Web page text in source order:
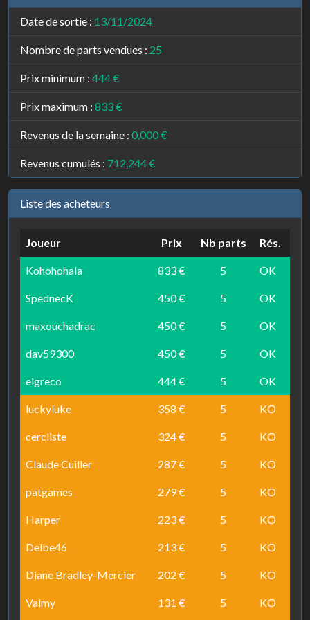
Date de sortie : 13/11/2024
Nombre de parts vendues : 25
Prix minimum : 444 €
Prix maximum : 833 €
Revenus de la semaine : 0,000 €
Revenus cumulés : 712,244 €
Liste des acheteurs
Joueur Prix Nb parts Rés.
Kohohohala 833 € 5 OK
SpednecK 450 € 5 OK
maxouchadrac 450 € 5 OK
dav59300 450 € 5 OK
elgreco 444 € 5 OK
luckyluke 358 € 5 KO
cercliste 324 € 5 KO
Claude Cuiller 287 € 5 KO
patgames 279 € 5 KO
Harper 223 € 5 KO
Delbe46 213 € 5 KO
Diane Bradley-Mercier 202 € 5 KO
Valmy 131 € 5 KO